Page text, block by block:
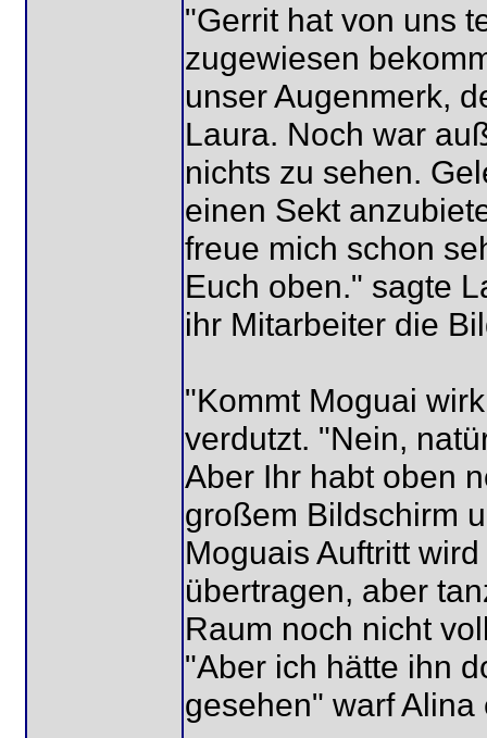
"Gerrit hat von uns
zugewiesen
unser Augenmerk,
Laura. Noch war
nichts zu sehen.
einen Sekt
freue mich schon
Euch oben." sagte
ihr Mitarbeiter die
"Kommt Moguai
verdutzt. "Nein,
Aber Ihr habt oben
großem Bildschirm
Moguais Auftritt
übertragen, aber
Raum noch nicht
"Aber ich hätte ihn
gesehen" warf Alina